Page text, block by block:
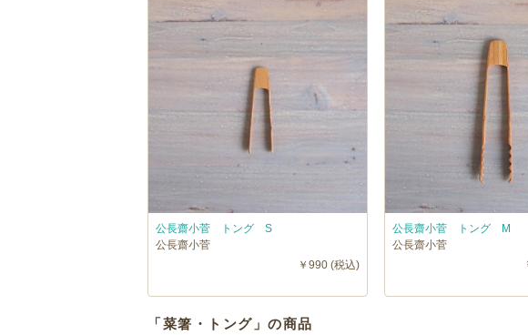
公長齋小菅 トング S
公長齋小菅
￥990 (税込)
公長齋小菅 トング M
公長齋小菅
「菜箸・トング」の商品